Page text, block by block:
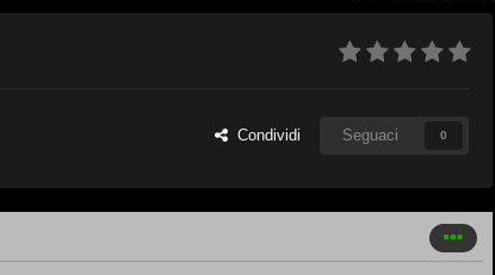
Condividi Seguaci 0